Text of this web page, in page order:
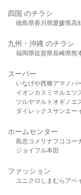
四国 のチラシ
徳島県香川県愛媛県高
九州・沖縄 のチラシ
福岡県佐賀県長崎県熊
スーパー
いなげや西條アマノパ
イオンカスミ マルエツ
ツルヤマルト オギノ エ
ダイレックスサンエー
ホームセンター
島忠 コメリ ナフコ コー
ジョイフル本田
ファッション
ユニクロ しまむら アベ